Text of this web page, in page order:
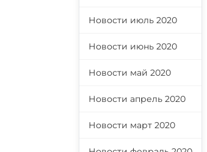
Новости июль 2020
Новости июнь 2020
Новости май 2020
Новости апрель 2020
Новости март 2020